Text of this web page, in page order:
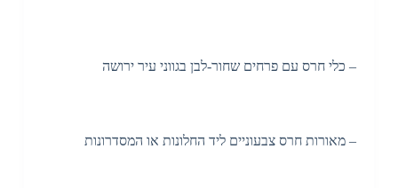
– כלי חרס עם פרחים שחור-לבן בגווני עיר ירושה
– מאורות חרס צבעוניים ליד החלונות או המסדרונות